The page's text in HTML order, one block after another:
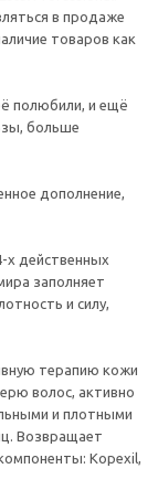
в продаже
товаров как
полюбили, и ещё
больше
дополнение,
х действенных
заполняет
и силу,
терапию кожи
волос, активно
и плотными
Возвращает
Kopexil,